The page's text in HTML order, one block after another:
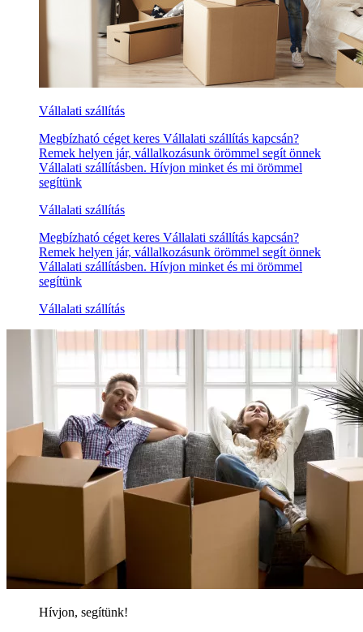
Vállalati szállítás
Megbízható céget keres Vállalati szállítás kapcsán?
Remek helyen jár, vállalkozásunk örömmel segít önnek
Vállalati szállításben. Hívjon minket és mi örömmel
segítünk
Vállalati szállítás
Megbízható céget keres Vállalati szállítás kapcsán?
Remek helyen jár, vállalkozásunk örömmel segít önnek
Vállalati szállításben. Hívjon minket és mi örömmel
segítünk
Vállalati szállítás
Hívjon, segítünk!